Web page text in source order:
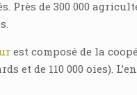
Près de 300 000
est composé de la
et de 110 000 oies).